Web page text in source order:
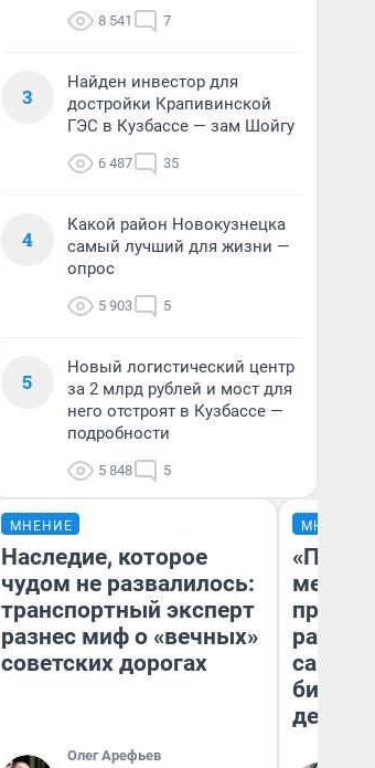
8 541 7
3
Найден инвестор для
достройки Крапивинской
ГЭС в Кузбассе — зам Шойгу
6 487 35
4
Какой район Новокузнецка
самый лучший для жизни —
опрос
5 903 5
5
Новый логистический центр
за 2 млрд рублей и мост для
него отстроят в Кузбассе —
подробности
5 848 5
МНЕНИЕ
Наследие, которое
чудом не развалилось:
транспортный эксперт
разнес миф о «вечных»
советских дорогах
Олег Арефьев
МНЕНИЕ
самом